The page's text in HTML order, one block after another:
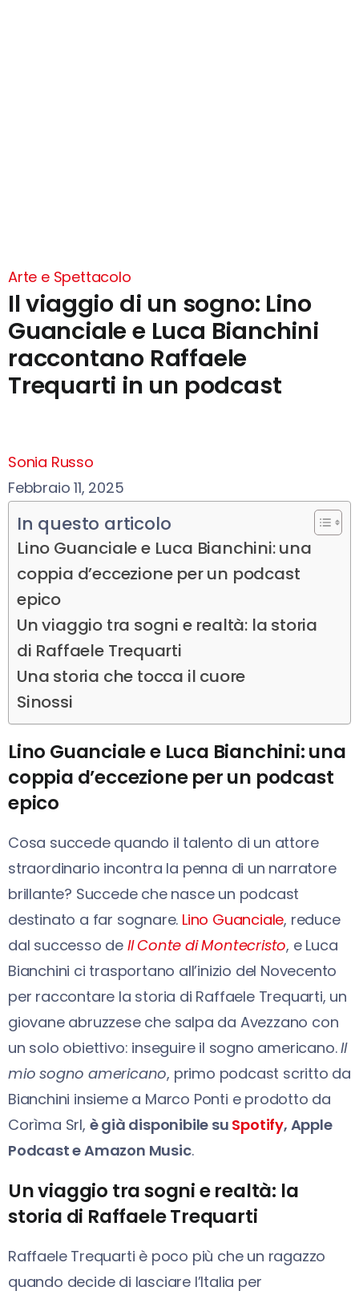
Arte e Spettacolo
Il viaggio di un sogno: Lino
Guanciale e Luca Bianchini
raccontano Raffaele
Trequarti in un podcast
Sonia Russo
Febbraio 11, 2025
In questo articolo
Lino Guanciale e Luca Bianchini: una
coppia d’eccezione per un podcast
epico
Un viaggio tra sogni e realtà: la storia
di Raffaele Trequarti
Una storia che tocca il cuore
Sinossi
Lino Guanciale e Luca Bianchini: una
coppia d’eccezione per un podcast
epico
Cosa succede quando il talento di un attore
straordinario incontra la penna di un narratore
brillante? Succede che nasce un podcast
destinato a far sognare. Lino Guanciale, reduce
dal successo de Il Conte di Montecristo, e Luca
Bianchini ci trasportano all’inizio del Novecento
per raccontare la storia di Raffaele Trequarti, un
giovane abruzzese che salpa da Avezzano con
un solo obiettivo: inseguire il sogno americano.Il
mio sogno americano, primo podcast scritto da
Bianchini insieme a Marco Ponti e prodotto da
Corìma Srl, è già disponibile su Spotify, Apple
Podcast e Amazon Music.
Un viaggio tra sogni e realtà: la
storia di Raffaele Trequarti
Raffaele Trequarti è poco più che un ragazzo
quando decide di lasciare l’Italia per